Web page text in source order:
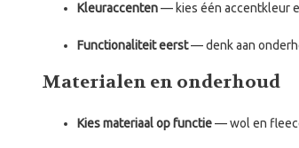
Kleuraccenten— kies één accentkleur
Functionaliteit eerst— denk aan
Materialen en onderhoud
Kies materiaal op functie— wol en